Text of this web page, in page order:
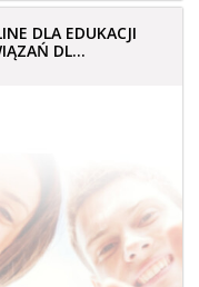
DLA EDUKACJI
DL...